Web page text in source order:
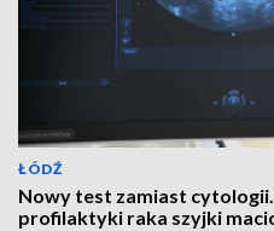
ŁÓDŹ
Nowy test zamiast
profilaktyki raka szyjki